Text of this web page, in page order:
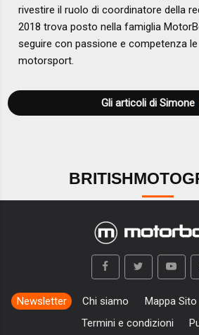
rivestire il ruolo di coordinatore della
2018 trova posto nella famiglia
seguire con passione e competenza
motorsport.
Gli articoli di Simone
Newsletter Chi siamo Mappa Sito
Termini e condizioni